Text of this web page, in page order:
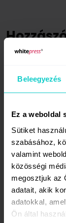
Beleegyezés
Ez a weboldal
Sütiket
szabásához,
valamint
közösségi
megosztjuk az
adatait, akik
adatokkal,
Ön által
Aláírás*
E-mail cím
Weboldal
Hozzászólás*